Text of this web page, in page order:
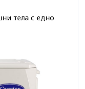
тела с едно